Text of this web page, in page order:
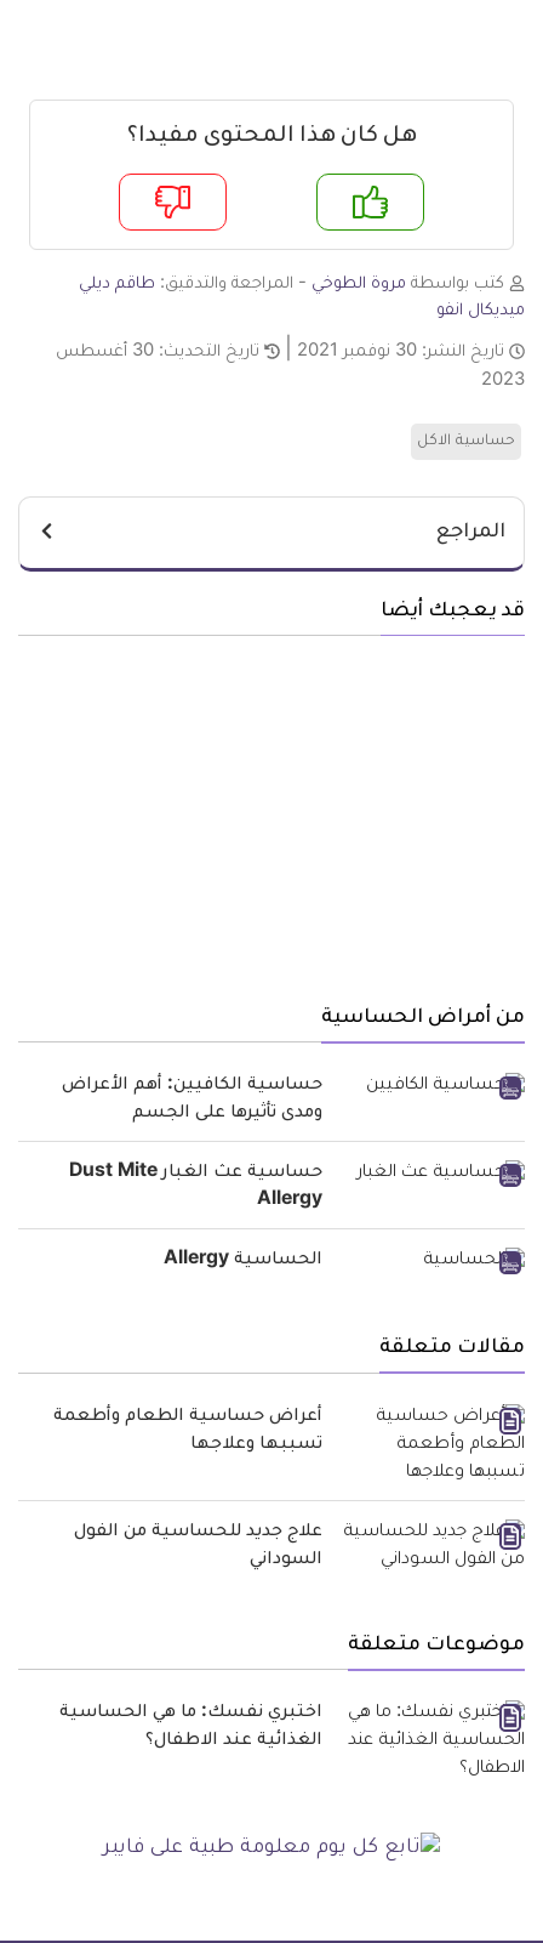
هل كان هذا المحتوى مفيدا؟
لا
كتب بواسطة مروة الطوخي - المراجعة والتدقيق: طاقم ديلي
ميديكال انفو
تاريخ النشر: 30 نوفمبر 2021 تاريخ التحديث:
30 أغسطس
2023
حساسية الاكل
المراجع
قد يعجبك أيضا
من أمراض الحساسية
حساسية الكافيين: أهم الأعراض
ومدى تأثيرها على الجسم
حساسية عث الغبار Dust Mite
Allergy
الحساسية Allergy
مقالات متعلقة
أعراض حساسية الطعام وأطعمة
تسببها وعلاجها
علاج جديد للحساسية من الفول
السوداني
موضوعات متعلقة
اختبري نفسك: ما هي الحساسية
الغذائية عند الاطفال؟